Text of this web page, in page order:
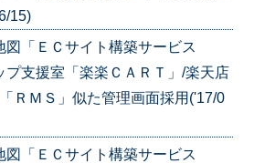
15)
図「ＥＣサイト構築サービス
プ支援室「楽楽ＣＡＲＴ」/楽天店
ＲＭＳ」似た管理画面採用('17/0
図「ＥＣサイト構築サービス